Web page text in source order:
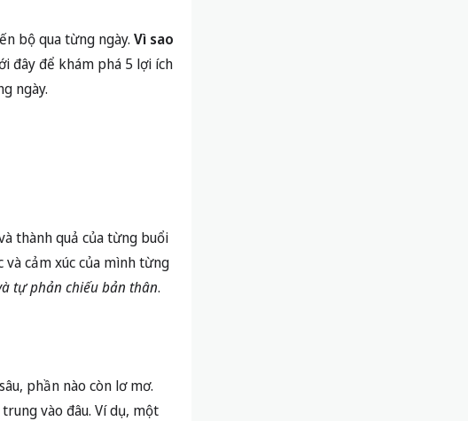
bộ qua từng ngày. Vì sao
đây để khám phá 5 lợi ích
ngày.
thành quả của từng buổi
cảm xúc của mình từng
tự phản chiếu bản thân.
phần nào còn lơ mơ.
vào đâu. Ví dụ, một